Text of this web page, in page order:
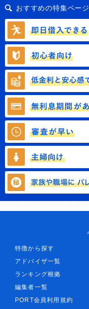
おすすめの特集ページ
特徴から探す
アドバイザ一覧
ランキング根拠
編集者一覧
PORT会員利用規約